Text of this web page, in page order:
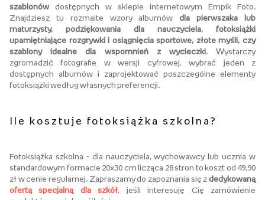
szablonówdostępnych w sklepie internetowym Empik Foto.
Znajdziesz tu rozmaite wzory albumówdla pierwszaka lub
maturzysty, podziękowania dla nauczyciela, fotoksiążki
upamiętniające rozgrywki i osiągnięcia sportowe, złote myśli, czy
szablony idealne dla wspomnień z wycieczki. Wystarczy
zgromadzić fotografie w wersji cyfrowej, wybrać jeden z
dostępnych albumów i zaprojektować poszczególne elementy
fotoksiążki według własnych preferencji.
Ile kosztuje fotoksiążka szkolna?
Fotoksiążka szkolna - dla nauczyciela, wychowawcy lub ucznia w
standardowym formacie 20x30 cm licząca 28 stron to koszt od 49,90
zł w cenie regularnej. Zapraszamy do zapoznania się z dedykowaną
ofertą specjalną dla szkół, jeśli interesuję Cię zamówienie